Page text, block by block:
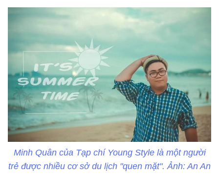
Minh Quân của Tạp chí Young Style là một người
trẻ được nhiều cơ sở du lịch "quen mặt". Ảnh: An An